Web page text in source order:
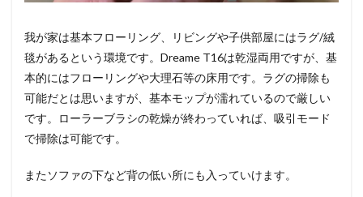
我が家は基本フローリング、リビングや子供部屋にはラグ/絨
毯があるという環境です。Dreame T16は乾湿両用ですが、基
本的にはフローリングや大理石等の床用です。ラグの掃除も
可能だとは思いますが、基本モップが濡れているので厳しい
です。ローラーブラシの乾燥が終わっていれば、吸引モード
で掃除は可能です。
またソファの下など背の低い所にも入っていけます。